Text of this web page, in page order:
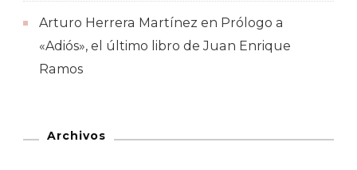
Arturo Herrera Martínez en Prólogo a
«Adiós», el último libro de Juan Enrique
Ramos
Archivos